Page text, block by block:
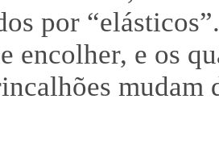
por
encolher, e os
mudam